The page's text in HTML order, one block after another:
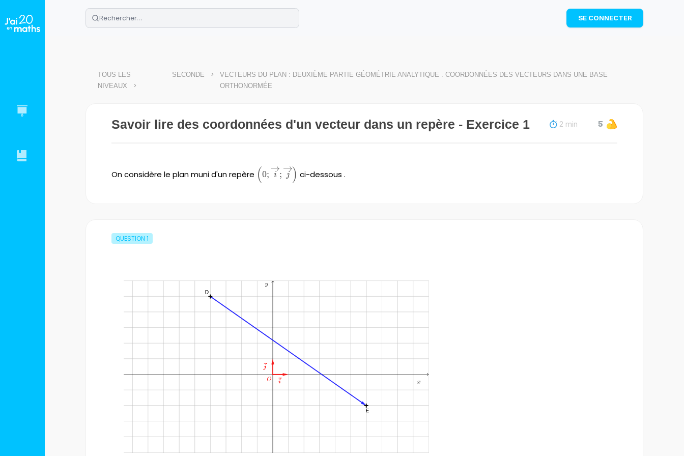
🌴Cahier de vacances offert: révise les maths cet été !
Télécharge ton PDF gratuit et progresse avec des exercices corrigés en vidéo.
TÉLÉCHARGER
SE CONNECTER
TOUS LES
NIVEAUX
>
SECONDE >
VECTEURS DU PLAN : DEUXIÈME PARTIE GÉOMÉTRIE ANALYTIQUE . COORDONNÉES DES VECTEURS DANS UNE BASE
ORTHONORMÉE
Savoir lire des coordonnées d'un vecteur dans un repère - Exercice 1 2 min 5
On considère le plan muni d'un repère \left(0;\overrightarrow{i}
;\overrightarrow{j}
(0; i ; j ) ci-dessous .
QUESTION 1